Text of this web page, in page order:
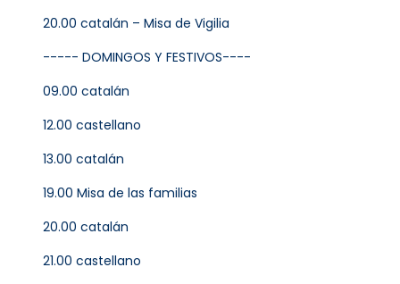
20.00 catalán – Misa de Vigilia
----- DOMINGOS Y FESTIVOS----
09.00 catalán
12.00 castellano
13.00 catalán
19.00 Misa de las familias
20.00 catalán
21.00 castellano